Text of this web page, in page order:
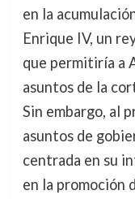
en la
Enrique IV, un
que permitiría a
asuntos de la
Sin embargo, al
asuntos de
centrada en su
en la promoción